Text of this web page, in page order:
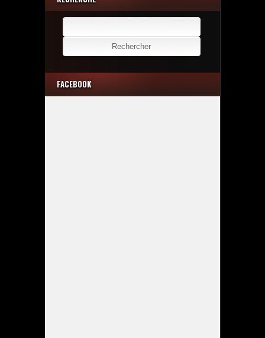
Rechercher :
FACEBOOK